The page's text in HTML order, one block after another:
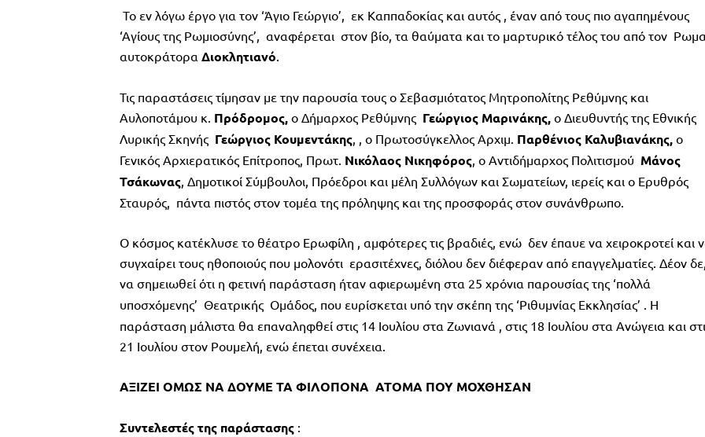
Το εν λόγω έργο για τον ‘Άγιο Γεώργιο’, εκ Καππαδοκίας και αυτός , έναν από τους πιο αγαπημένους
‘Αγίους της Ρωμιοσύνης’, αναφέρεται στον βίο, τα θαύματα και το μαρτυρικό τέλος του από τον
αυτοκράτορα Διοκλητιανό.
Τις παραστάσεις τίμησαν με την παρουσία τους ο Σεβασμιότατος Μητροπολίτης Ρεθύμνης και
Αυλοποτάμου κ. Πρόδρομος, ο Δήμαρχος Ρεθύμνης Γεώργιος Μαρινάκης, ο Διευθυντής της Εθνικής
Λυρικής Σκηνής Γεώργιος Κουμεντάκης, , ο Πρωτοσύγκελλος Αρχιμ. Παρθένιος Καλυβιανάκης, ο
Γενικός Αρχιερατικός Επίτροπος, Πρωτ. Νικόλαος Νικηφόρος, ο Αντιδήμαρχος Πολιτισμού Μάνος
Τσάκωνας, Δημοτικοί Σύμβουλοι, Πρόεδροι και μέλη Συλλόγων και Σωματείων, ιερείς και ο Ερυθρός
Σταυρός, πάντα πιστός στον τομέα της πρόληψης και της προσφοράς στον συνάνθρωπο.
Ο κόσμος κατέκλυσε το θέατρο Ερωφίλη , αμφότερες τις βραδιές, ενώ δεν έπαυε να χειροκροτεί και
συγχαίρει τους ηθοποιούς που μολονότι ερασιτέχνες, διόλου δεν διέφεραν από επαγγελματίες. Δέον
να σημειωθεί ότι η φετινή παράσταση ήταν αφιερωμένη στα 25 χρόνια παρουσίας της ‘πολλά
υποσχόμενης’ Θεατρικής Ομάδος, που ευρίσκεται υπό την σκέπη της ‘Ριθυμνίας Εκκλησίας’ . Η
παράσταση μάλιστα θα επαναληφθεί στις 14 Ιουλίου στα Ζωνιανά , στις 18 Ιουλίου στα Ανώγεια και
21 Ιουλίου στον Ρουμελή, ενώ έπεται συνέχεια.
ΑΞΙΖΕΙ ΟΜΩΣ ΝΑ ΔΟΥΜΕ ΤΑ ΦΙΛΟΠΟΝΑ ΑΤΟΜΑ ΠΟΥ ΜΟΧΘΗΣΑΝ
Συντελεστές της παράστασης :